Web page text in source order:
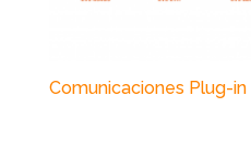
Comunicaciones Plug-in